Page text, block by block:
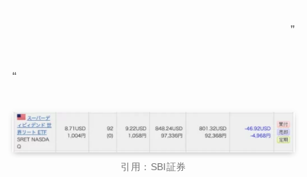
”
“
引用：SBI証券